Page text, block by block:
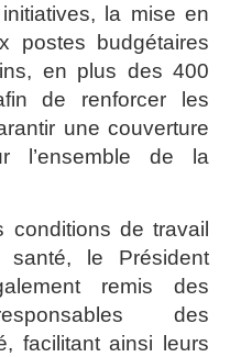
la mise en
postes budgétaires
en plus des 400
de renforcer les
une couverture
l’ensemble de la
conditions de travail
santé, le Président
remis des
des
facilitant ainsi leurs